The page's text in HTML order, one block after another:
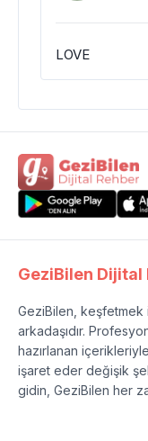
LOVE
GeziBilen Dijital
GeziBilen,
arkadaşıdır.
hazırlanan
işaret eder değişik
gidin, GeziBilen her